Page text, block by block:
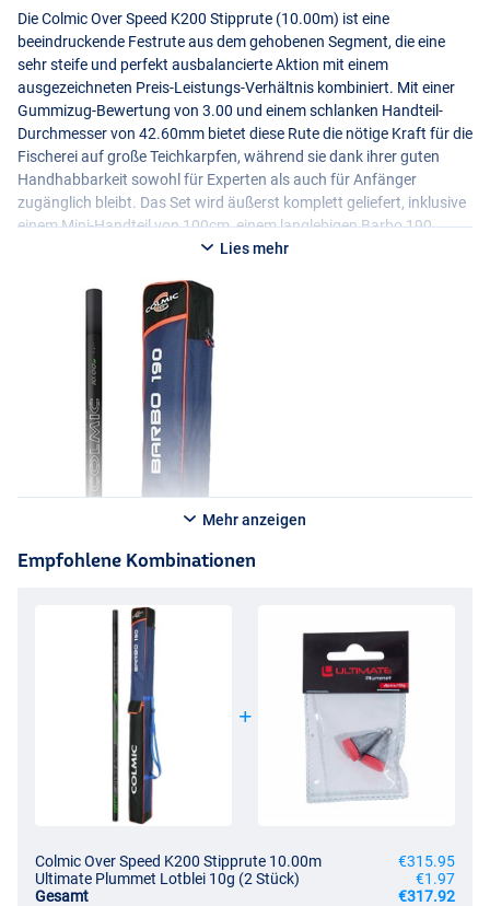
Die Colmic Over Speed K200 Stipprute (10.00m) ist eine
beeindruckende Festrute aus dem gehobenen Segment, die eine
sehr steife und perfekt ausbalancierte Aktion mit einem
ausgezeichneten Preis-Leistungs-Verhältnis kombiniert. Mit einer
Gummizug-Bewertung von 3.00 und einem schlanken Handteil-
Durchmesser von 42.60mm bietet diese Rute die nötige Kraft für die
Fischerei auf große Teichkarpfen, während sie dank ihrer guten
Handhabbarkeit sowohl für Experten als auch für Anfänger
zugänglich bleibt. Das Set wird äußerst komplett geliefert, inklusive
einem Mini-Handteil von 100cm, einem langlebigen Barbo 190
Futteral und einem extra Power Kit Specimen, das dank der
ein erfahrener Wettkampfangler sind oder Ihre ersten Schritte in der
kommerziellen Fischerei machen – die Over Speed K200 bietet die
Zuverlässigkeit und Steifigkeit, die erforderlich sind, um jeden Drill
kontrolliert abzuschließen.
Lies mehr
Mehr anzeigen
Empfohlene Kombinationen
Colmic Over Speed K200 Stipprute 10.00m
€315.95
Ultimate Plummet Lotblei 10g (2 Stück)
€1.97
Gesamt
€317.92